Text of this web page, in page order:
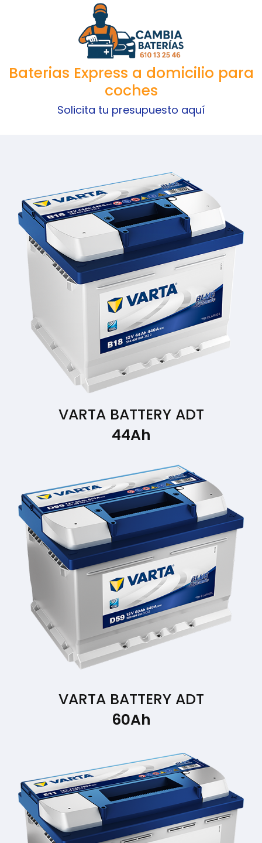
Baterias Express a domicilio para
coches
Solicita tu presupuesto aquí
VARTA BATTERY ADT
44Ah
VARTA BATTERY ADT
60Ah